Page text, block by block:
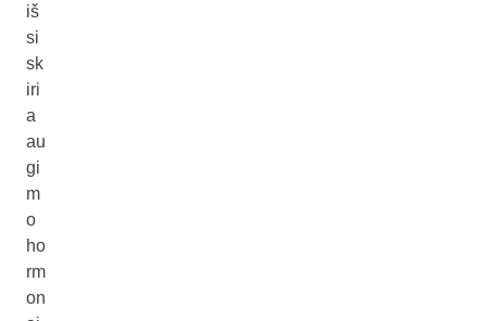
iš
si
sk
iri
a
au
gi
m
o
ho
rm
on